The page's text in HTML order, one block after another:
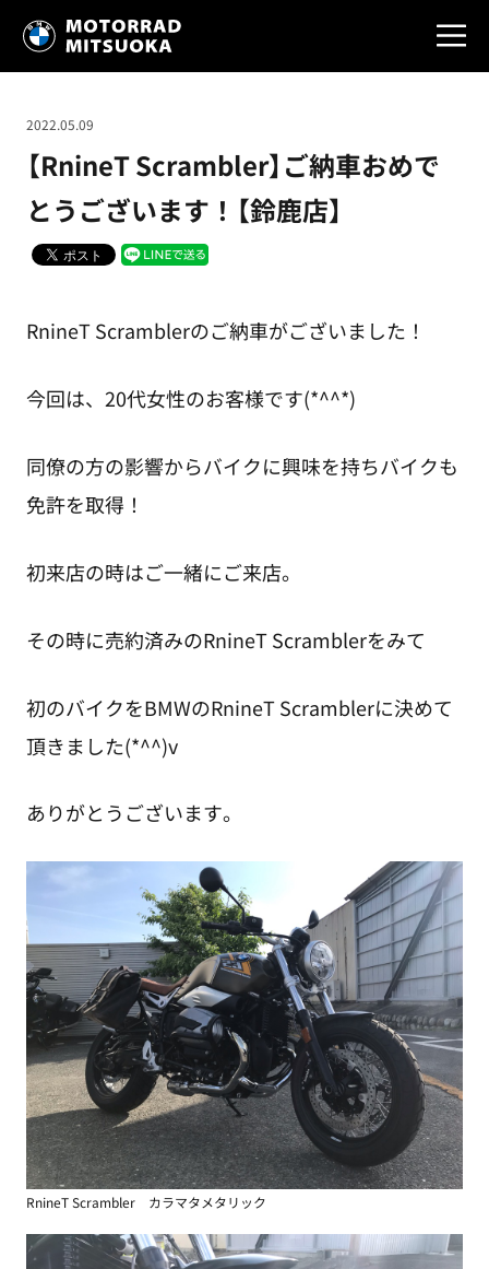
【RnineT Scrambler】ご納車おめで
とうございます！【鈴鹿店】
2022.05.09
RnineT Scramblerのご納車がございました！
今回は、20代女性のお客様です(*^^*)
同僚の方の影響からバイクに興味を持ちバイクも
免許を取得！
初来店の時はご一緒にご来店。
その時に売約済みのRnineT Scramblerをみて
初のバイクをBMWのRnineT Scramblerに決めて
頂きました(*^^)v
ありがとうございます。
RnineT Scrambler カラマタメタリック